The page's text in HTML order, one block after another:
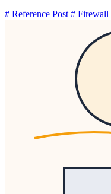
# Reference Post # Firewall